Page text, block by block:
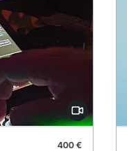
400 €